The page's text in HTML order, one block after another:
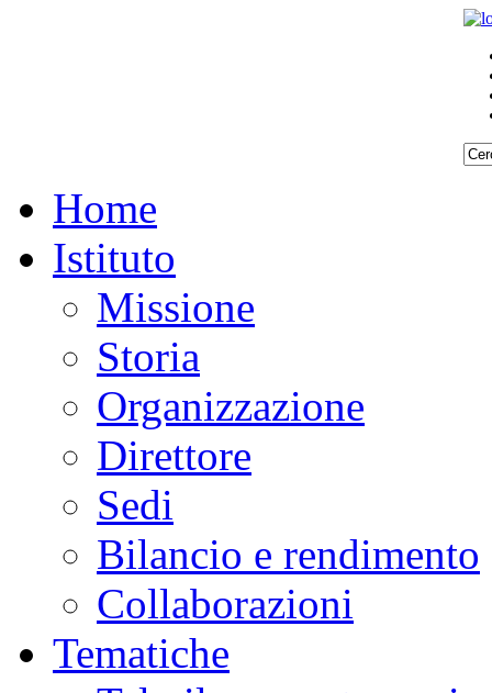
Home
Istituto
Missione
Storia
Organizzazione
Direttore
Sedi
Bilancio e rendimento
Collaborazioni
Tematiche